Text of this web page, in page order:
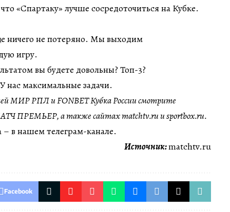
«Спартаку» лучше сосредоточиться на Кубке.
ничего не потеряно. Мы выходим
игру.
вы будете довольны? Топ-3?
максимальные задачи.
МИР РПЛ и FONBET Кубка России смотрите
ПРЕМЬЕР, а также сайтах matchtv.ru и sportbox.ru.
в нашем телеграм-канале.
Источник:matchtv.ru
Facebook